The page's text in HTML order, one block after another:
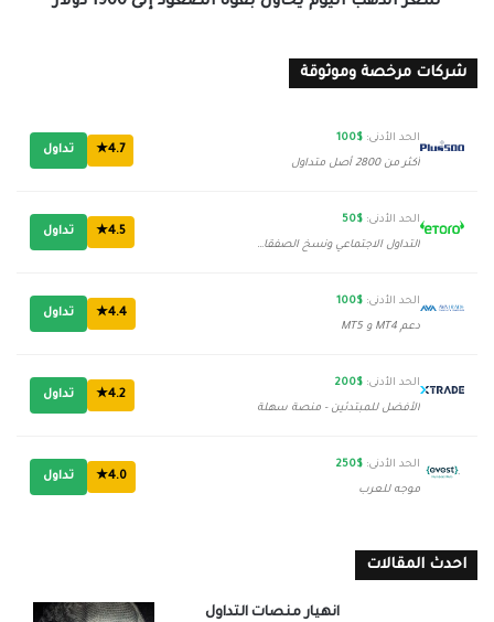
شركات مرخصة وموثوقة
الحد الأدنى: $100
أكثر من 2800 أصل متداول
4.7★ تداول
الحد الأدنى: $50
التداول الاجتماعي ونسخ الصفقات
4.5★ تداول
الحد الأدنى: $100
دعم MT4 و MT5
4.4★ تداول
الحد الأدنى: $200
الأفضل للمبتدئين - منصة سهلة
4.2★ تداول
الحد الأدنى: $250
موجه للعرب
4.0★ تداول
احدث المقالات
انهيار منصات التداول